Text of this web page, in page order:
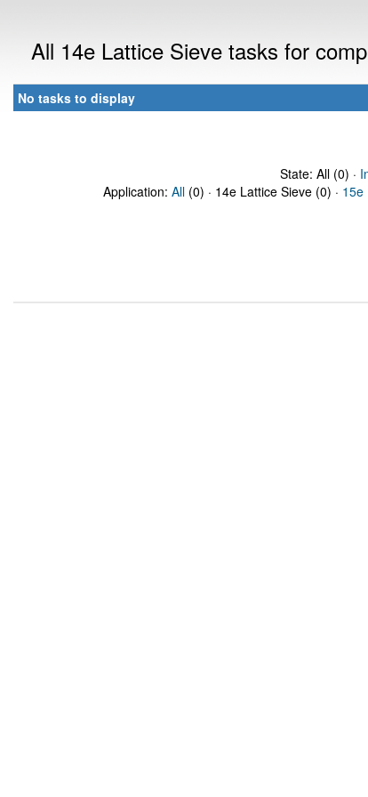
All 14e Lattice Sieve tasks for
No tasks to display
State: All (0) ·
Application: All (0) · 14e Lattice Sieve (0) · 15e